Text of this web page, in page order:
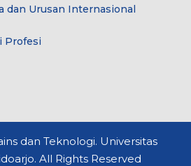
dan Urusan Internasional
Profesi
dan Teknologi. Universitas
All Rights Reserved